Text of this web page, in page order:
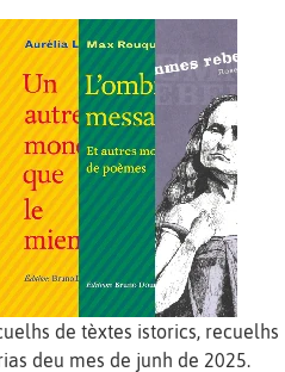
de tèxtes istorics, recuelhs
deu mes de junh de 2025.